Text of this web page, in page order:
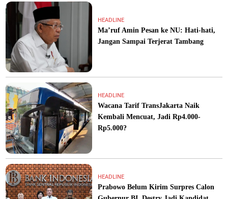
HEADLINE
Ma’ruf Amin Pesan ke NU: Hati-hati,
Jangan Sampai Terjerat Tambang
HEADLINE
Wacana Tarif TransJakarta Naik
Kembali Mencuat, Jadi Rp4.000-
Rp5.000?
HEADLINE
Prabowo Belum Kirim Surpres Calon